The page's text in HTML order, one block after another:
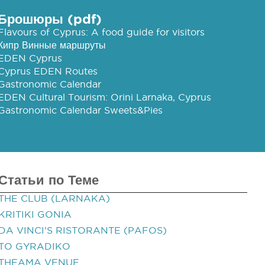
(pdf)
of Cyprus: A food guide for visitors
Винные маршруты
Cyprus
EDEN Routes
Calendar
Cultural Tourism: Orini Larnaka, Cyprus
Calendar Sweets&Pies
по Теме
CLUB (LARNAKA)
GONIA
VINCI'S RISTORANTE (PAFOS)
GYRADIKO
VENUE